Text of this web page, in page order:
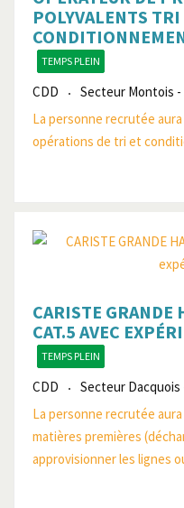
POLYVALENTS TRI
TEMPS PLEIN
CDD
Secteur Montois
La personne recrutée
opérations de tri et
CARISTE GRANDE
CAT.5 AVEC
TEMPS PLEIN
CDD
Secteur
La personne recrutée
matières premières
approvisionner les lignes